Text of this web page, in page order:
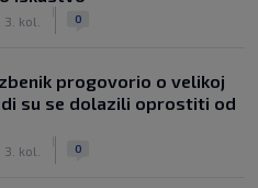
3. kol. 0
progovorio o velikoj
su se dolazili oprostiti od
3. kol. 0